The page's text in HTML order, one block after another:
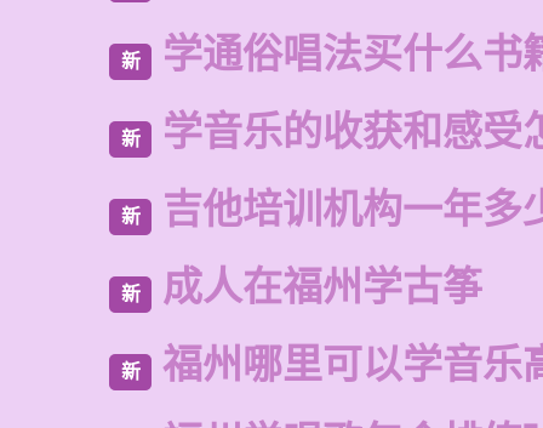
新 学通俗唱法买什么书
新 学音乐的收获和感受
新 吉他培训机构一年多
新 成人在福州学古筝
新
福州哪里可以学音乐